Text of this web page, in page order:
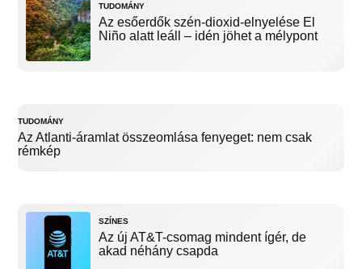
TUDOMÁNY
Az esőerdők szén-dioxid-elnyelése El
Niño alatt leáll – idén jöhet a mélypont
TUDOMÁNY
Az Atlanti-áramlat összeomlása fenyeget: nem csak
rémkép
SZÍNES
Az új AT&T-csomag mindent ígér, de
akad néhány csapda